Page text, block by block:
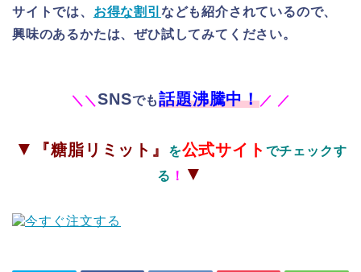
サイトでは、 お得な割引 なども紹介されているので、
興味のあるかたは、ぜひ試してみてください。
＼ ＼SNSでも話題沸騰中！／ ／
▼ 『糖脂リミット』 を公式サイト でチェックす
る ！ ▼